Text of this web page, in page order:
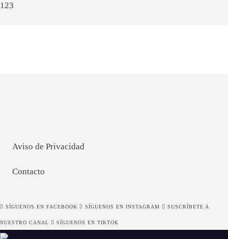
123
Aviso de Privacidad
Contacto
SÍGUENOS EN FACEBOOK SÍGUENOS EN INSTAGRAM SUSCRÍBETE A
NUESTRO CANAL SÍGUENOS EN TIKTOK